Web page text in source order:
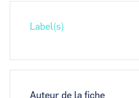
Label(s)
Auteur de la fiche